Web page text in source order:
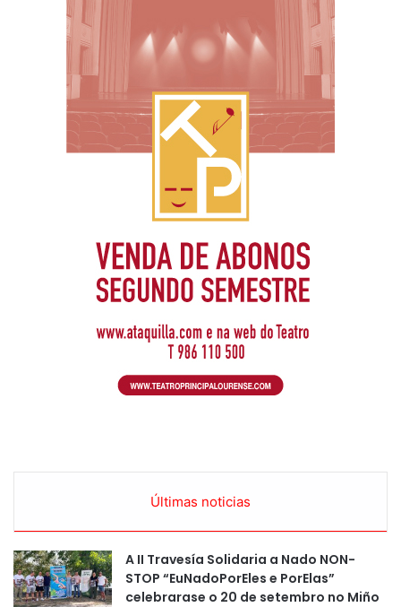
Últimas noticias
A II Travesía Solidaria a Nado NON-
STOP “EuNadoPorEles e PorElas”
celebrarase o 20 de setembro no Miño